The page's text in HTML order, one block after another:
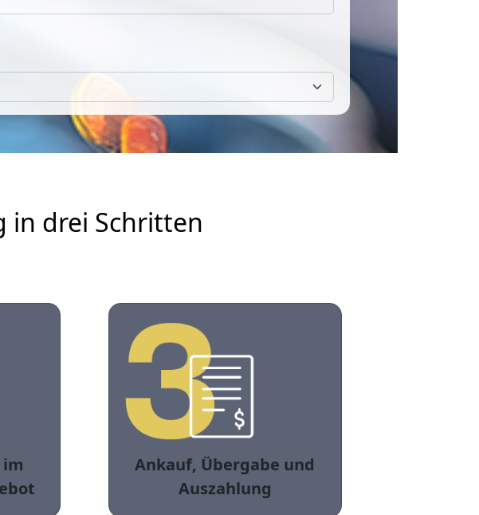
in drei Schritten
Ankauf, Übergabe und
Auszahlung